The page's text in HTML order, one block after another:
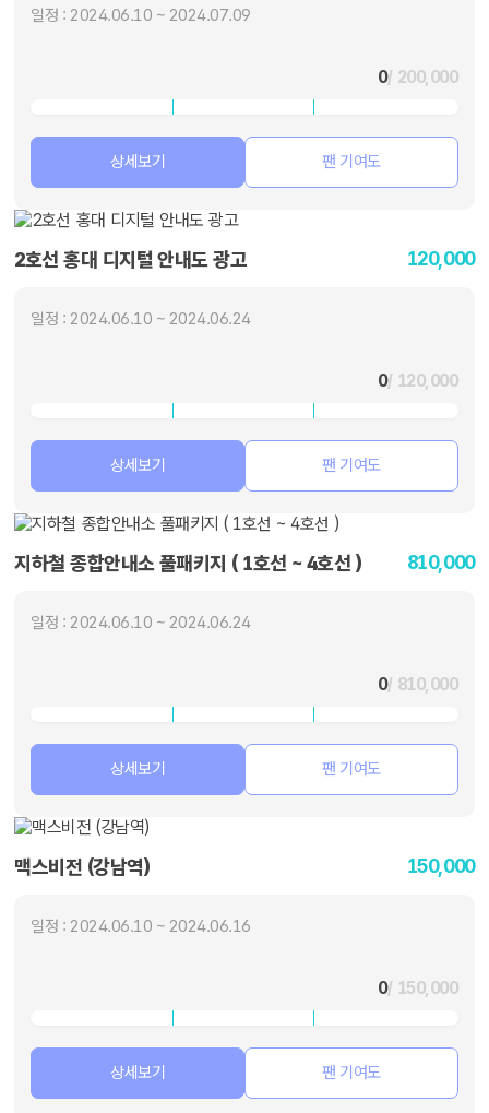
일정 : 2024.06.10 ~ 2024.07.09
0/ 200,000
상세보기 팬 기여도
2호선 홍대 디지털 안내도 광고 120,000
일정 : 2024.06.10 ~ 2024.06.24
0/ 120,000
상세보기 팬 기여도
지하철 종합안내소 풀패키지 ( 1호선 ~ 4호선 ) 810,000
일정 : 2024.06.10 ~ 2024.06.24
0/ 810,000
상세보기 팬 기여도
맥스비전 (강남역) 150,000
일정 : 2024.06.10 ~ 2024.06.16
0/ 150,000
상세보기 팬 기여도